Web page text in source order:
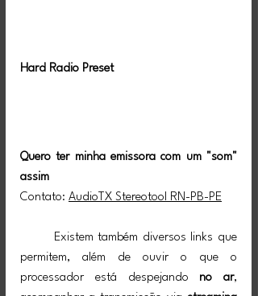
Hard Radio Preset
Quero ter minha emissora com um "som"
assim
Contato: AudioTX Stereotool RN-PB-PE
permitem, além de ouvir o que o
processador está despejando no ar,